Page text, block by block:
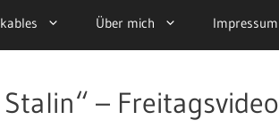
Über mich Impressum
– Freitagsvideo